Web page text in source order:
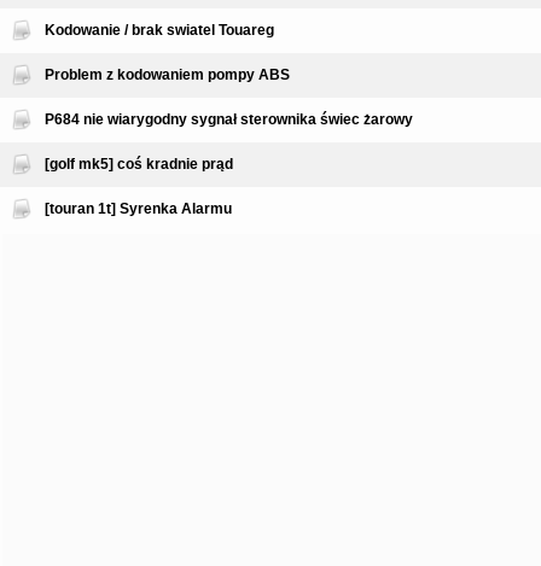
Kodowanie / brak swiatel Touareg
Problem z kodowaniem pompy ABS
P684 nie wiarygodny sygnał sterownika świec żarowy
[golf mk5] coś kradnie prąd
[touran 1t] Syrenka Alarmu